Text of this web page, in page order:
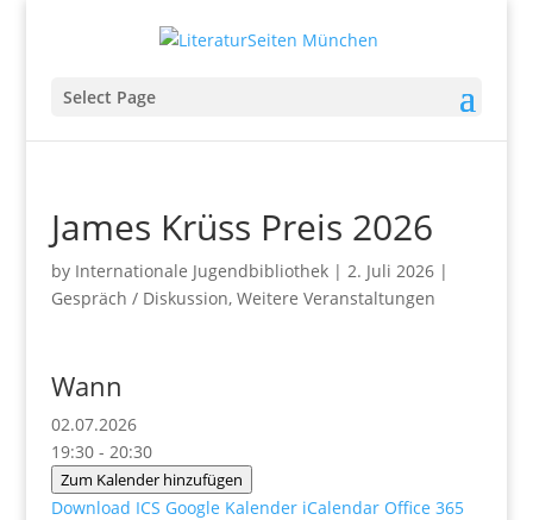
Select Page
James Krüss Preis 2026
by Internationale Jugendbibliothek| 2. Juli 2026|
Gespräch / Diskussion, Weitere Veranstaltungen
Wann
02.07.2026
19:30 - 20:30
Zum Kalender hinzufügen
Download ICS Google Kalender iCalendar Office 365